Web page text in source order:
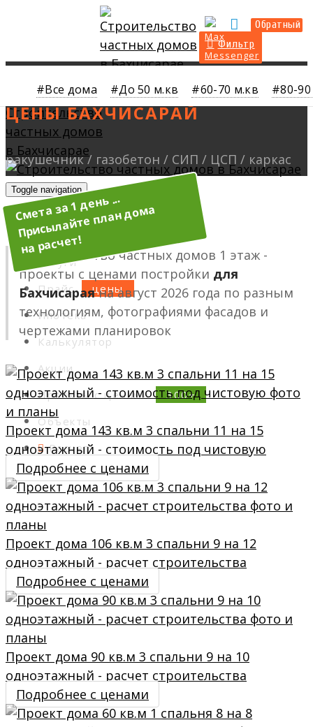
Все дома До 50 м.кв 60-70 м.кв 80-
Фильтр
Обратный
Toggle navigation
О нас
Услуги
Прайс
Ипотека
Калькулятор
Акции
Проекты с ценами
Объекты
Расчет
Контакты
ПОСТРОИТЬ ДОМ ОДИН ЭТАЖ
Строительство частных домов 1 этаж -
проекты с ценами постройки для
Бахчисараяна август 2026 года по разным
технологиям, фотографиями фасадов и
чертежами планировок
Проект дома 143 кв.м 3 спальни 11 на 15
одноэтажный - стоимость под чистовую
Подробнее с ценами
Проект дома 106 кв.м 3 спальни 9 на 12
одноэтажный - расчет строительства
Подробнее с ценами
Проект дома 90 кв.м 3 спальни 9 на 10
одноэтажный - расчет строительства
Подробнее с ценами